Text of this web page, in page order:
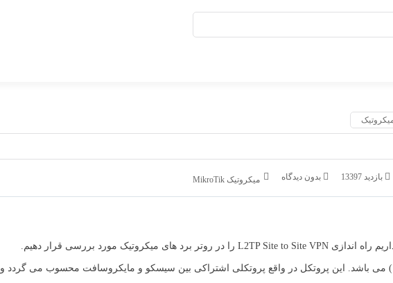
بازدید 13397 بدون دیدگاه میکروتیک MikroTik
در این مقاله قصد داریم راه اندازی L2TP Site to Site VPN را در روتر برد های میکروتیک مورد بررسی قرار دهیم.
L2TP یک پروتکل Tunneling در لایه دو ( Layer 2 Tunneling Protocol ) می باشد. این پروتکل در واقع پروتکلی اشتراکی بین سیسکو و مایکروسافت محسوب می گردد و